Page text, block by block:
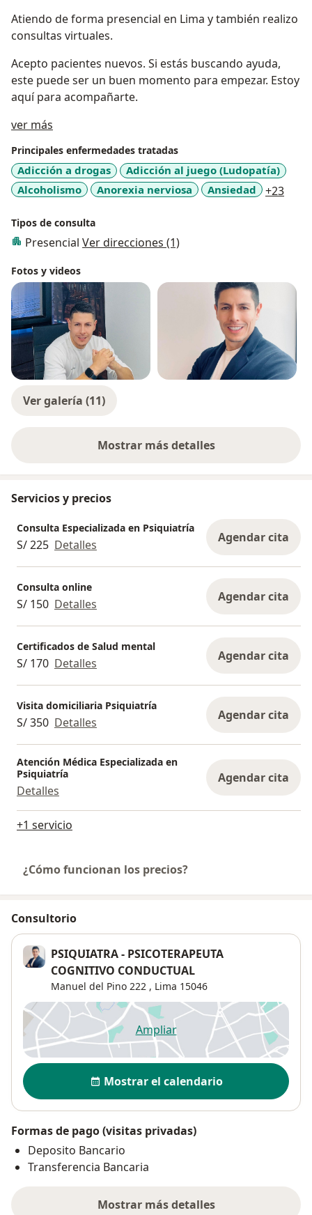
Atiendo de forma presencial en Lima y también realizo
consultas virtuales.
Acepto pacientes nuevos. Si estás buscando ayuda,
este puede ser un buen momento para empezar. Estoy
aquí para acompañarte.
ver más
Principales enfermedades tratadas
Adicción a drogas
Adicción al juego (Ludopatía)
Alcoholismo
Anorexia nerviosa Ansiedad +23
Tipos de consulta
Presencial Ver direcciones (1)
Fotos y videos
Ver galería (11)
Mostrar más detalles
sobre la experiencia
Servicios y precios
Consulta Especializada en Psiquiatría
S/ 225 Detalles Agendar cita
Consulta online
S/ 150 Detalles Agendar cita
Certificados de Salud mental
S/ 170 Detalles Agendar cita
Visita domiciliaria Psiquiatría
S/ 350 Detalles Agendar cita
Atención Médica Especializada en
Psiquiatría
Detalles
Agendar cita
+1 servicio
¿Cómo funcionan los precios?
Consultorio
PSIQUIATRA - PSICOTERAPEUTA
COGNITIVO CONDUCTUAL
Manuel del Pino 222 , Lima 15046
Ampliarse abre en una nueva
Disponibilidad
Mostrar el calendario
Formas de pago (visitas privadas)
Deposito Bancario
Transferencia Bancaria
Mostrar más detalles